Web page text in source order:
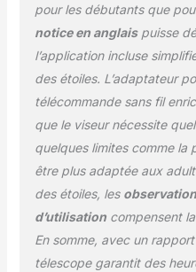
pour les débutants que
notice en anglaispuisse
l’application incluse
des étoiles. L’adaptateur
télécommande sans fil
que le viseur nécessite
quelques limites comme
être plus adaptée aux
des étoiles, les
d’utilisation compensent
En somme, avec un
télescope garantit des